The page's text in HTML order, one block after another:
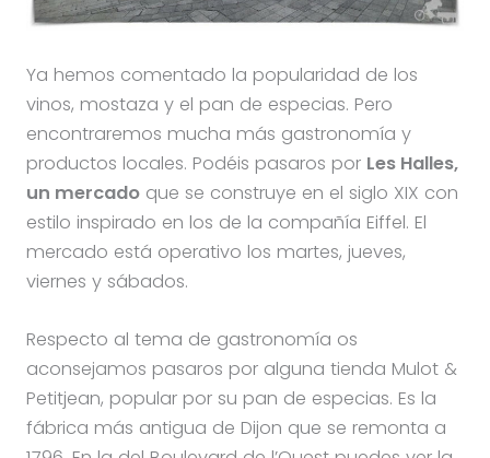
Ya hemos comentado la popularidad de los
vinos, mostaza y el pan de especias. Pero
encontraremos mucha más gastronomía y
productos locales. Podéis pasaros por Les Halles,
un mercadoque se construye en el siglo XIX con
estilo inspirado en los de la compañía Eiffel. El
mercado está operativo los martes, jueves,
viernes y sábados.
Respecto al tema de gastronomía os
aconsejamos pasaros por alguna tienda Mulot &
Petitjean, popular por su pan de especias. Es la
fábrica más antigua de Dijon que se remonta a